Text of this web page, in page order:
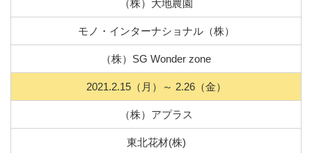
（株）大地農園
モノ・インターナショナル（株）
（株）SG Wonder zone
2021.2.15（月）～ 2.26（金）
（株）アプラス
東北花材(株)